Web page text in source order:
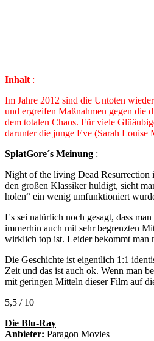
Inhalt :
Im Jahre 2012 sind die Untoten
und ergreifen Maßnahmen gegen die
dem totalen Chaos. Für viele
darunter die junge Eve (Sarah
SplatGore´s Meinung :
Night of the living Dead Resurrection
den großen Klassiker huldigt, sieht
holen“ ein wenig umfunktioniert
Es sei natürlich noch gesagt, dass
immerhin auch mit sehr begrenzten
wirklich top ist. Leider bekommt man
Die Geschichte ist eigentlich 1:1
Zeit und das ist auch ok. Wenn man
mit geringen Mitteln dieser Film auf
5,5 / 10
Die Blu-Ray
Anbieter: Paragon Movies